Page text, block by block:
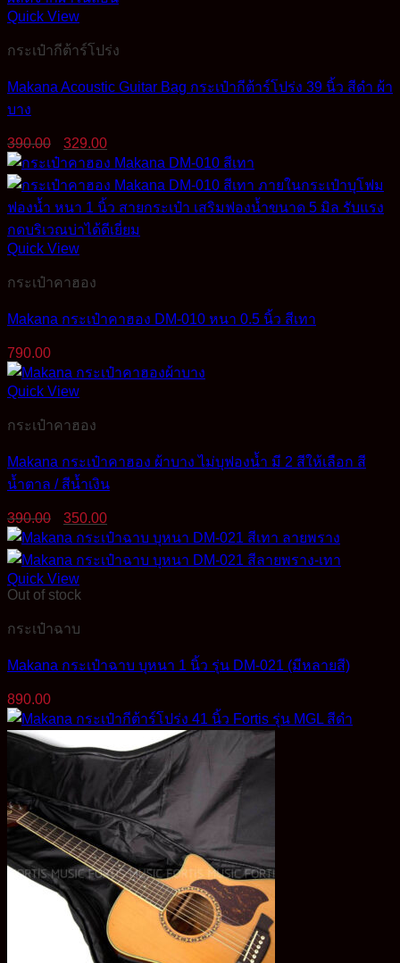
Quick View
กระเป๋ากีต้าร์โปร่ง
Makana Acoustic Guitar Bag กระเป๋ากีต้าร์โปร่ง 39 นิ้ว สีดำ ผ้า
บาง
390.00
Original
price
was:
390.00฿.
329.00
price
is:
329.00฿.
Quick View
กระเป๋าคาฮอง
Makana กระเป๋าคาฮอง DM-010 หนา 0.5 นิ้ว สีเทา
790.00
Quick View
กระเป๋าคาฮอง
Makana กระเป๋าคาฮอง ผ้าบาง ไม่บุฟองน้ำ มี 2 สีให้เลือก สี
น้ำตาล / สีน้ำเงิน
390.00
Original
price
was:
390.00฿.
350.00
price
is:
350.00฿.
Quick View
Out of stock
กระเป๋าฉาบ
Makana กระเป๋าฉาบ บุหนา 1 นิ้ว รุ่น DM-021 (มีหลายสี)
890.00